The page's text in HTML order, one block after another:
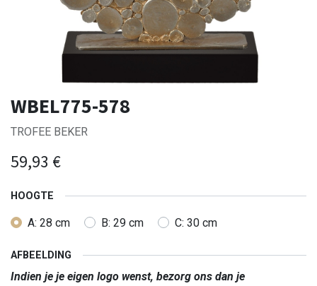
WBEL775-578
TROFEE BEKER
59,93 €
HOOGTE
A: 28 cm B: 29 cm C: 30 cm
AFBEELDING
Indien je je eigen logo wenst, bezorg ons dan je